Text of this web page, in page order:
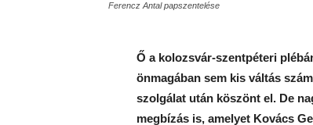
Ferencz Antal papszentelése
Ő a kolozsvár-szentpéteri
önmagában sem kis váltás
szolgálat után köszönt el. De
megbízás is, amelyet Kovács